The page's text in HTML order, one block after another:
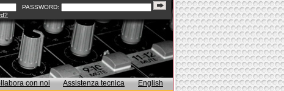
PASSWORD:
con noi Assistenza tecnica
English